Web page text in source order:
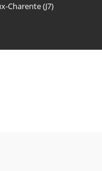
Charente (J7)